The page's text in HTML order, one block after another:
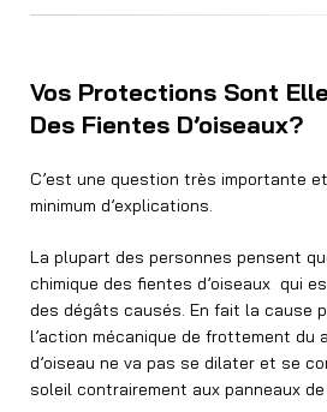
Vos Protections Sont
Des Fientes D’oiseaux?
C’est une question très importante
minimum d’explications.
La plupart des personnes pensent
chimique des fientes d’oiseaux qui
des dégâts causés. En fait la cause
l’action mécanique de frottement du
d’oiseau ne va pas se dilater et se
soleil contrairement aux panneaux